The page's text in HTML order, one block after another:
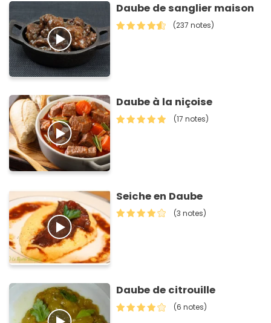
Daube de sanglier maison
(237 notes)
Daube à la niçoise
(17 notes)
Seiche en Daube
(3 notes)
Daube de citrouille
(6 notes)